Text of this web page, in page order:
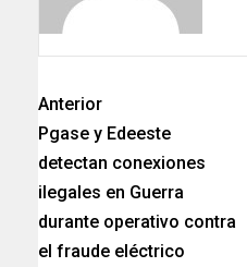
Anterior
Pgase y Edeeste
detectan conexiones
ilegales en Guerra
durante operativo contra
el fraude eléctrico